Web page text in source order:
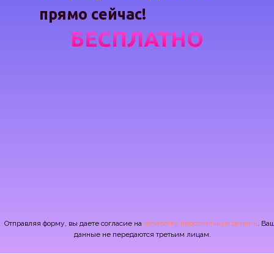
прямо сейчас!
БЕСПЛАТНО
Отправляя форму, вы даете согласие на обработку персональных данных.
данные не передаются третьим лицам.